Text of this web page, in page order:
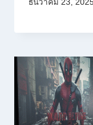
ธันวาคม 23,